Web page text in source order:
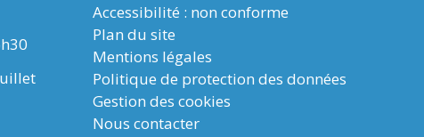
Accessibilité : non conforme
Plan du site
Mentions légales
Politique de protection des données
Gestion des cookies
Nous contacter